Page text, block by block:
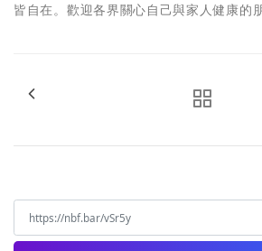
皆自在。歡迎各界關心自己與家人健康的